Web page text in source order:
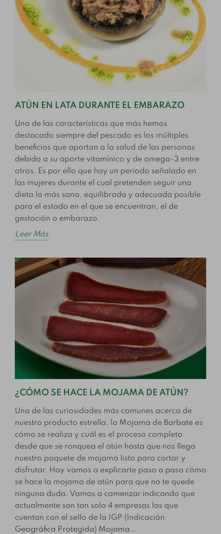
ATÚN EN LATA DURANTE EL EMBARAZO
Una de las características que más hemos
destacado siempre del pescado es los múltiples
beneficios que aportan a la salud de las personas
debido a su aporte vitamínico y de omega-3 entre
otros. Es por ello que hay un periodo señalado en
las mujeres durante el cual pretenden seguir una
dieta lo más sana, equilibrada y adecuada posible
para el estado en el que se encuentran, el de
gestación o embarazo.
Leer Más
¿CÓMO SE HACE LA MOJAMA DE ATÚN?
Una de las curiosidades más comunes acerca de
nuestro producto estrella, la Mojama de Barbate es
cómo se realiza y cuál es el proceso completo
desde que se ronquea el atún hasta que nos llega
nuestro paquete de mojama listo para cortar y
disfrutar. Hoy vamos a explicarte paso a paso cómo
se hace la mojama de atún para que no te quede
ninguna duda. Vamos a comenzar indicando que
actualmente son tan solo 4 empresas las que
cuentan con el sello de la IGP (Indicación
Geográfica Protegida) Mojama...